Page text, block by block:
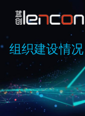
组织建设情况